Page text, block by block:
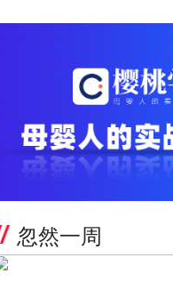
忽然一周